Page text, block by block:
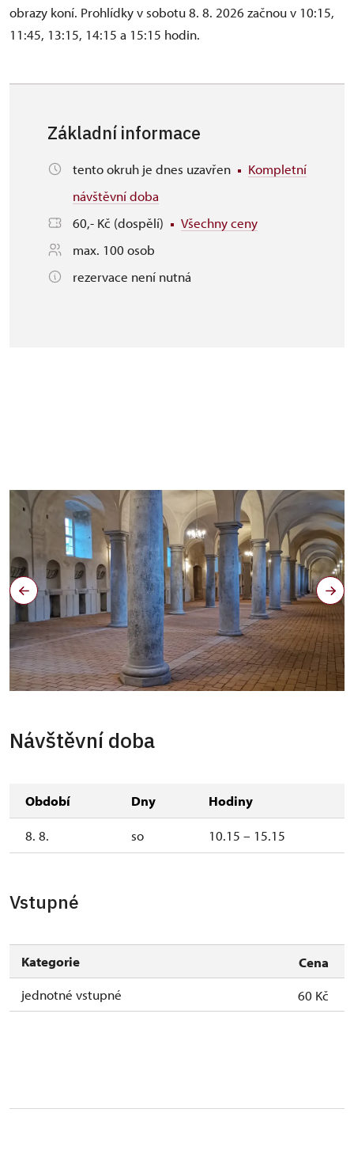
obrazy koní. Prohlídky v sobotu 8. 8. 2026 začnou v 10:15,
11:45, 13:15, 14:15 a 15:15 hodin.
Základní informace
tento okruh je dnes uzavřen
Kompletní
návštěvní doba
60,- Kč (dospělí)
Všechny ceny
max. 100 osob
rezervace není nutná
Návštěvní doba
Období Dny Hodiny
8. 8. so 10.15 – 15.15
Vstupné
Kategorie
Cena
jednotné vstupné
60 Kč